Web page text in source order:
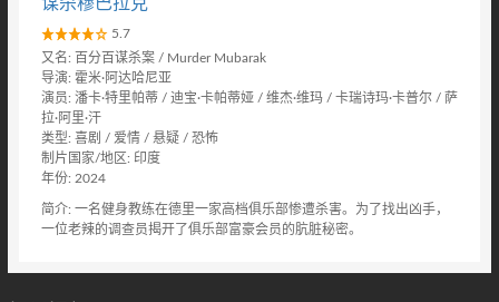
5.7
又名: 百分百谋杀案 / Murder Mubarak
导演: 霍米·阿达哈尼亚
演员: 潘卡·特里帕蒂 / 迪宝·卡帕蒂娅 / 维杰·维玛 / 卡瑞诗玛·卡普尔 / 萨
拉·阿里·汗
类型: 喜剧 / 爱情 / 悬疑 / 恐怖
制片国家/地区: 印度
年份: 2024
简介: 一名健身教练在德里一家高档俱乐部惨遭杀害。为了找出凶手，
一位老辣的调查员揭开了俱乐部富豪会员的肮脏秘密。